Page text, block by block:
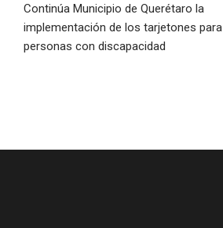
Continúa Municipio de Querétaro la
implementación de los tarjetones para
personas con discapacidad